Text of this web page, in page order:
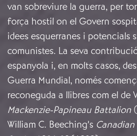
van sobreviure la guerra, per
força hostil on el Govern
idees esquerranes i potencials
comunistes. La seva
espanyola i, en molts casos,
Guerra Mundial, només
reconeguda a llibres com el de
Mackenzie-Papineau Battalion
William C. Beeching’s